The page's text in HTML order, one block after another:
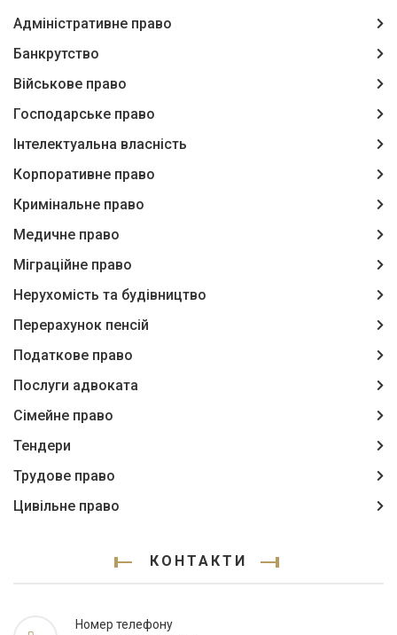
Адміністративне право
Банкрутство
Військове право
Господарське право
Інтелектуальна власність
Корпоративне право
Кримінальне право
Медичне право
Міграційне право
Нерухомість та будівництво
Перерахунок пенсій
Податкове право
Послуги адвоката
Сімейне право
Тендери
Трудове право
Цивільне право
КОНТАКТИ
Номер телефону